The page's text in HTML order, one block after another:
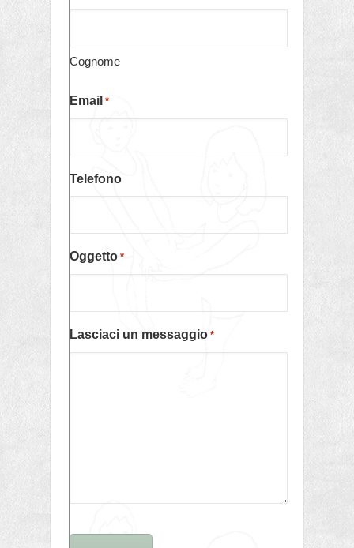
Cognome
Email *
Telefono
Oggetto *
Lasciaci un messaggio *